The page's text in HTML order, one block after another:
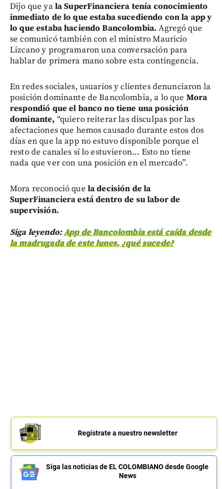
Dijo que yala SuperFinanciera tenía conocimiento
inmediato de lo que estaba sucediendo con la app y
lo que estaba haciendo Bancolombia. Agregó que
se comunicó también con el ministro Mauricio
Lizcano y programaron una conversación para
hablar de primera mano sobre esta contingencia.
En redes sociales, usuarios y clientes denunciaron la
posición dominante de Bancolombia, a lo que Mora
respondió que el banco no tiene una posición
dominante, “quiero reiterar las disculpas por las
afectaciones que hemos causado durante estos dos
días en que la app no estuvo disponible porque el
resto de canales sí lo estuvieron... Esto no tiene
nada que ver con una posición en el mercado”.
Mora reconoció que la decisión de la
SuperFinanciera está dentro de su labor de
supervisión.
Siga leyendo:App de Bancolombia está caída desde
la madrugada de este lunes, ¿qué sucede?
Regístrate a nuestro newsletter
Siga las noticias de EL COLOMBIANO desde Google
News